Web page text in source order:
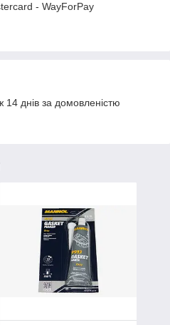
- WayForPay
днів за домовленістю